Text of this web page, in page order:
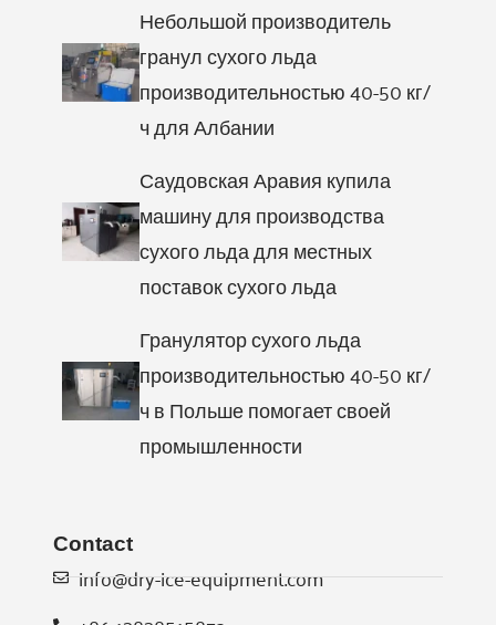
Небольшой производитель
гранул сухого льда
производительностью 40-50 кг/
ч для Албании
Саудовская Аравия купила
машину для производства
сухого льда для местных
поставок сухого льда
Гранулятор сухого льда
производительностью 40-50 кг/
ч в Польше помогает своей
промышленности
Contact
info@dry-ice-equipment.com